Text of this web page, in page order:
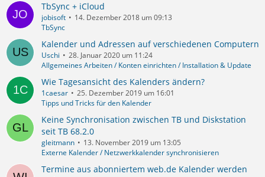
TbSync + iCloud
jobisoft
14. Dezember 2018 um 09:13
TbSync
Kalender und Adressen auf verschiedenen Computern
Uschi
28. Januar 2020 um 11:24
Allgemeines Arbeiten / Konten einrichten / Installation & Update
Wie Tagesansicht des Kalenders ändern?
1caesar
25. Dezember 2019 um 16:01
Tipps und Tricks für den Kalender
Keine Synchronisation zwischen TB und Diskstation
seit TB 68.2.0
gleitmann
13. November 2019 um 13:05
Externe Kalender / Netzwerkkalender synchronisieren
Termine aus abonniertem web.de Kalender werden